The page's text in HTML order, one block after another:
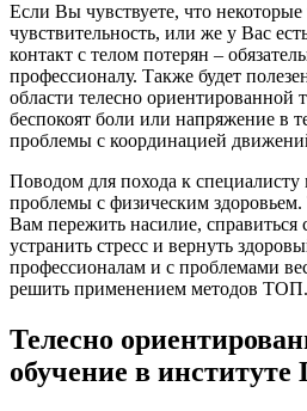
Если Вы чувствуете, что
чувствительность, или же у Вас
контакт с телом потерян –
профессионалу. Также будет
области телесно ориентированной
беспокоят боли или напряжение в
проблемы с координацией
Поводом для похода к специалисту
проблемы с физическим
Вам пережить насилие, справиться
устранить стресс и вернуть
профессионалам и с проблемами
решить применением методов ТОП.
Телесно
обучение в